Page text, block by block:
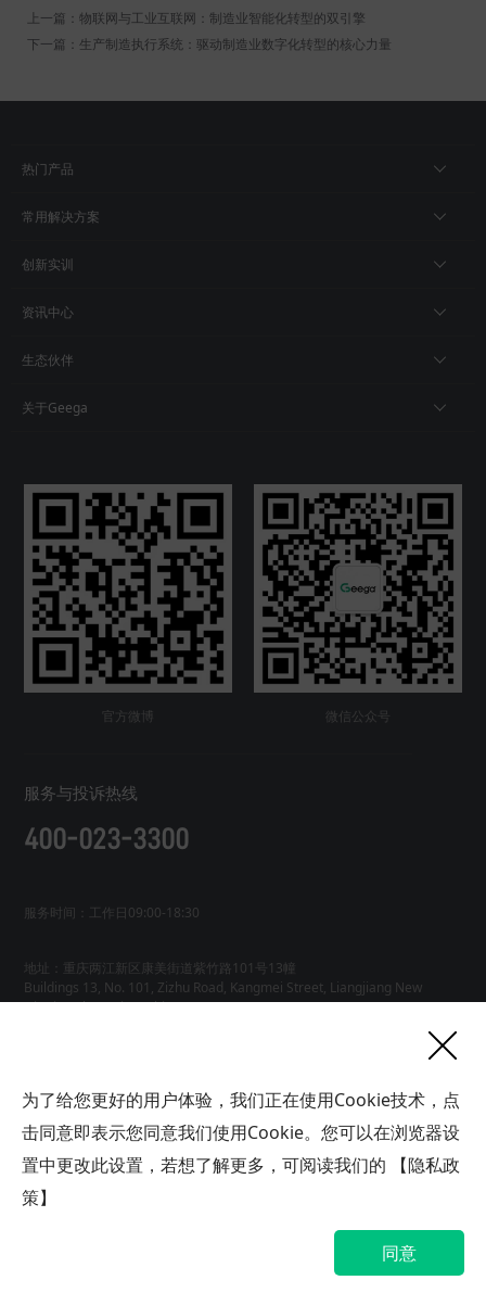
上一篇：物联网与工业互联网：制造业智能化转型的双引擎
下一篇：生产制造执行系统：驱动制造业数字化转型的核心力量
热门产品
常用解决方案
创新实训
资讯中心
生态伙伴
关于Geega
官方微博 微信公众号
服务与投诉热线
400-023-3300
服务时间：工作日09:00-18:30
地址：重庆两江新区康美街道紫竹路101号13幢
Buildings 13, No. 101, Zizhu Road, Kangmei Street, Liangjiang New
网站地图 工业AI智能体
版权所有广域铭岛数字科技有限公司 GYMD Digital Technology
Co.,
帮助中心
我们
为了给您更好的用户体验，我们正在使用Cookie技术，点
击同意即表示您同意我们使用Cookie。您可以在浏览器设
置中更改此设置，若想了解更多，可阅读我们的
【隐私政
策】
同意